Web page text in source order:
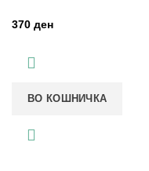
ден
ВО КОШНИЧКА